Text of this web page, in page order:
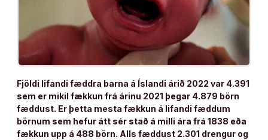
Fjöldi lifandi fæddra barna á Íslandi árið 2022 var 4.391
sem er mikil fækkun frá árinu 2021 þegar 4.879 börn
fæddust. Er þetta mesta fækkun á lifandi fæddum
börnum sem hefur átt sér stað á milli ára frá 1838 eða
fækkun upp á 488 börn. Alls fæddust 2.301 drengur og